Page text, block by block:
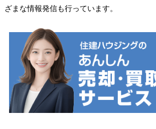
ざまな情報発信も行っています。